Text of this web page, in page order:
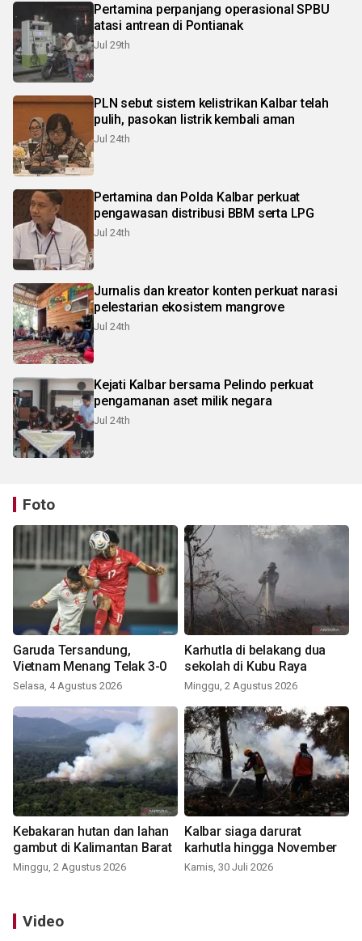
Pertamina perpanjang operasional SPBU
atasi antrean di Pontianak
Jul 29th
PLN sebut sistem kelistrikan Kalbar telah
pulih, pasokan listrik kembali aman
Jul 24th
Pertamina dan Polda Kalbar perkuat
pengawasan distribusi BBM serta LPG
Jul 24th
Jurnalis dan kreator konten perkuat narasi
pelestarian ekosistem mangrove
Jul 24th
Kejati Kalbar bersama Pelindo perkuat
pengamanan aset milik negara
Jul 24th
Foto
Garuda Tersandung,
Vietnam Menang Telak 3-0
Selasa, 4 Agustus 2026
Karhutla di belakang dua
sekolah di Kubu Raya
Minggu, 2 Agustus 2026
Kebakaran hutan dan lahan
gambut di Kalimantan Barat
Minggu, 2 Agustus 2026
Kalbar siaga darurat
karhutla hingga November
Kamis, 30 Juli 2026
Video